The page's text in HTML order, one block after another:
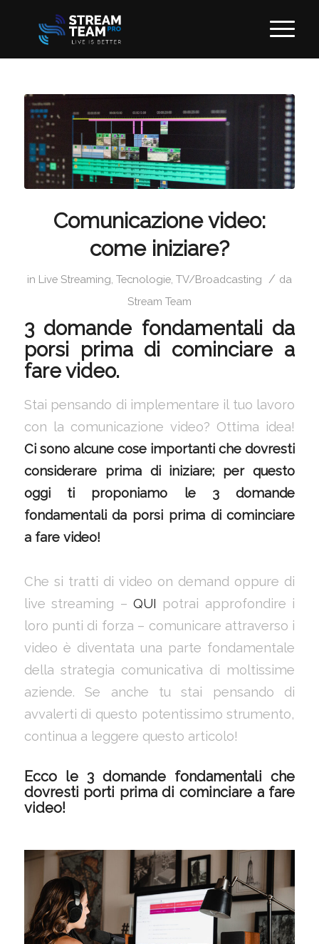
Comunicazione video:
come iniziare?
in Live Streaming Tecnologie, TV/Broadcasting / da
Stream Team
3 domande fondamentali da
porsi prima di cominciare a
fare video.
Stai pensando di implementare il tuo lavoro
con la comunicazione video? Ottima idea!
Ci sono alcune cose importanti che dovresti
considerare prima di iniziare; per questo
oggi ti proponiamo le 3 domande
fondamentali da porsi prima di cominciare
a fare video!
Che si tratti di video on demand oppure di
live streaming – QUI potrai approfondire i
loro punti di forza – comunicare attraverso i
video è diventata una parte fondamentale
della strategia comunicativa di moltissime
aziende. Se anche tu stai pensando di
avvalerti di questo potentissimo strumento,
continua a leggere questo articolo!
Ecco le 3 domande fondamentali che
dovresti porti prima di cominciare a fare
video!